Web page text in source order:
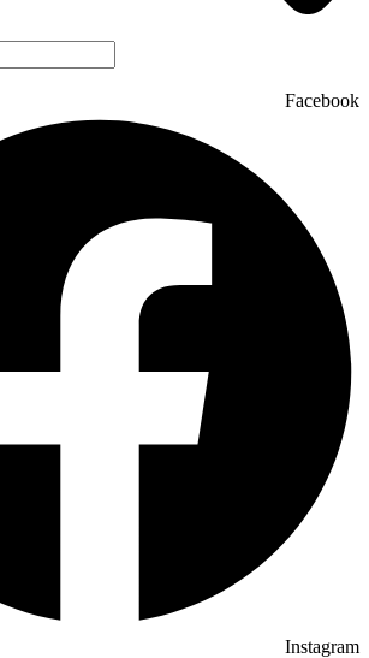
Facebook
Instagram